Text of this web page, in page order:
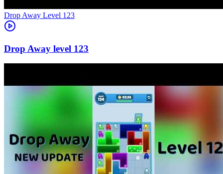
Level 123
123